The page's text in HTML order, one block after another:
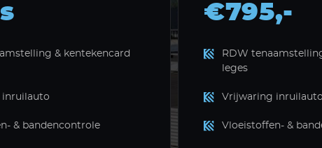
& kentekencard
& bandencontrole
€795,-
RDW
leges
Vrijwaring inruilauto
Vloeistoffen- &